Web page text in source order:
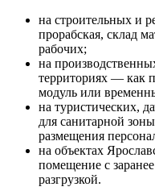
на строительных и
прорабская, склад
рабочих;
на
территориях — как
модуль или
на туристических,
для санитарной
размещения
на объектах
помещение с
разгрузкой.